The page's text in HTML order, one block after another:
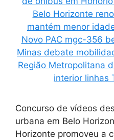
Concurso de vídeos
urbana em Belo
Horizonte promoveu a